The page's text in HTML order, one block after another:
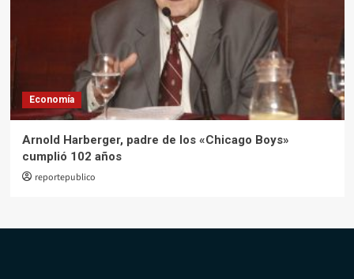
Economía
Arnold Harberger, padre de los «Chicago Boys»
cumplió 102 años
reportepublico